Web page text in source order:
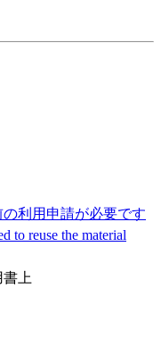
利用申請が必要です
to reuse the material
上